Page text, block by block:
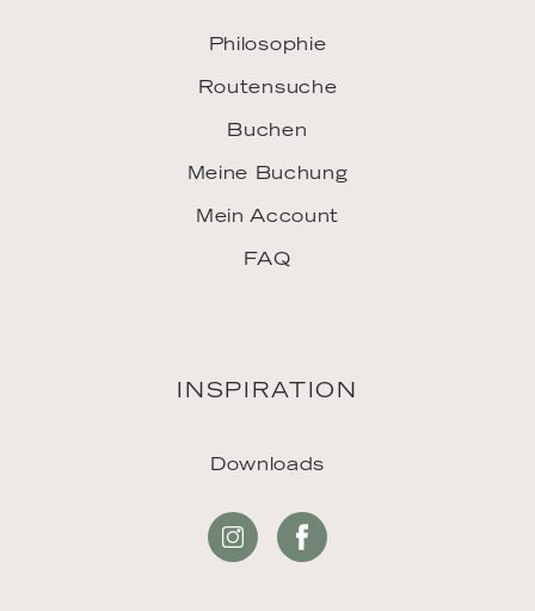
Philosophie
Routensuche
Buchen
Meine Buchung
Mein Account
FAQ
INSPIRATION
Downloads